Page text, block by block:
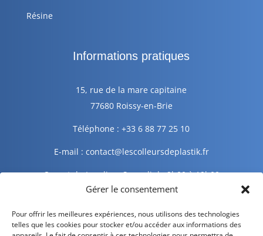
Gérer le consentement
Pour offrir les meilleures expériences, nous utilisons des technologies
telles que les cookies pour stocker et/ou accéder aux informations des
Résine
Informations pratiques
15, rue de la mare capitaine
77680 Roissy-en-Brie
Téléphone : +33 6 88 77 25 10
E-mail : contact@lescolleursdeplastik.fr
Ouvert du Lundi au Samedi de 9h00 à 19h00
Informations légales